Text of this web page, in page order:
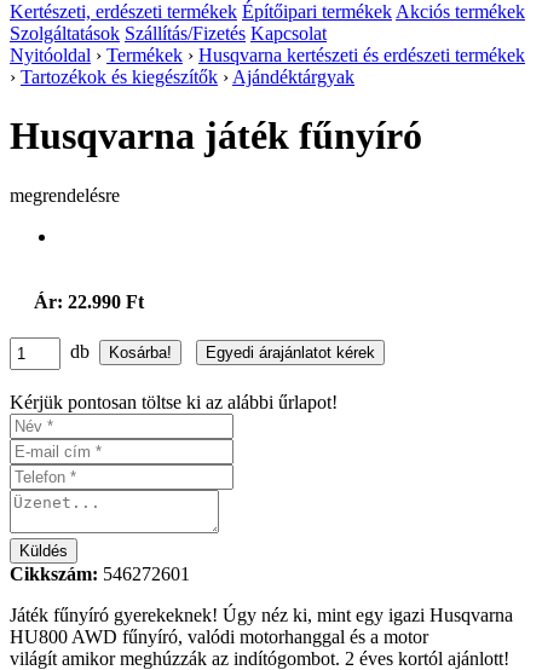
Kertészeti, erdészeti termékek Építőipari termékek Akciós termékek
Szolgáltatások Szállítás/Fizetés Kapcsolat
Nyitóoldal › Termékek › Husqvarna kertészeti és erdészeti termékek
› Tartozékok és kiegészítők › Ajándéktárgyak
Husqvarna játék fűnyíró
megrendelésre
Ár: 22.990 Ft
db
Kérjük pontosan töltse ki az alábbi űrlapot!
Cikkszám: 546272601
Játék fűnyíró gyerekeknek! Úgy néz ki, mint egy igazi Husqvarna
HU800 AWD fűnyíró, valódi motorhanggal és a motor
világít amikor meghúzzák az indítógombot. 2 éves kortól ajánlott!